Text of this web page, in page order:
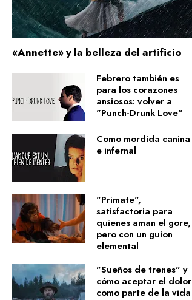
«Annette» y la belleza del artificio
Febrero también es
para los corazones
ansiosos: volver a
"Punch-Drunk Love"
Como mordida canina
e infernal
"Primate",
satisfactoria para
quienes aman el gore,
pero con un guion
elemental
"Sueños de trenes" y
cómo aceptar el dolor
como parte de la vida